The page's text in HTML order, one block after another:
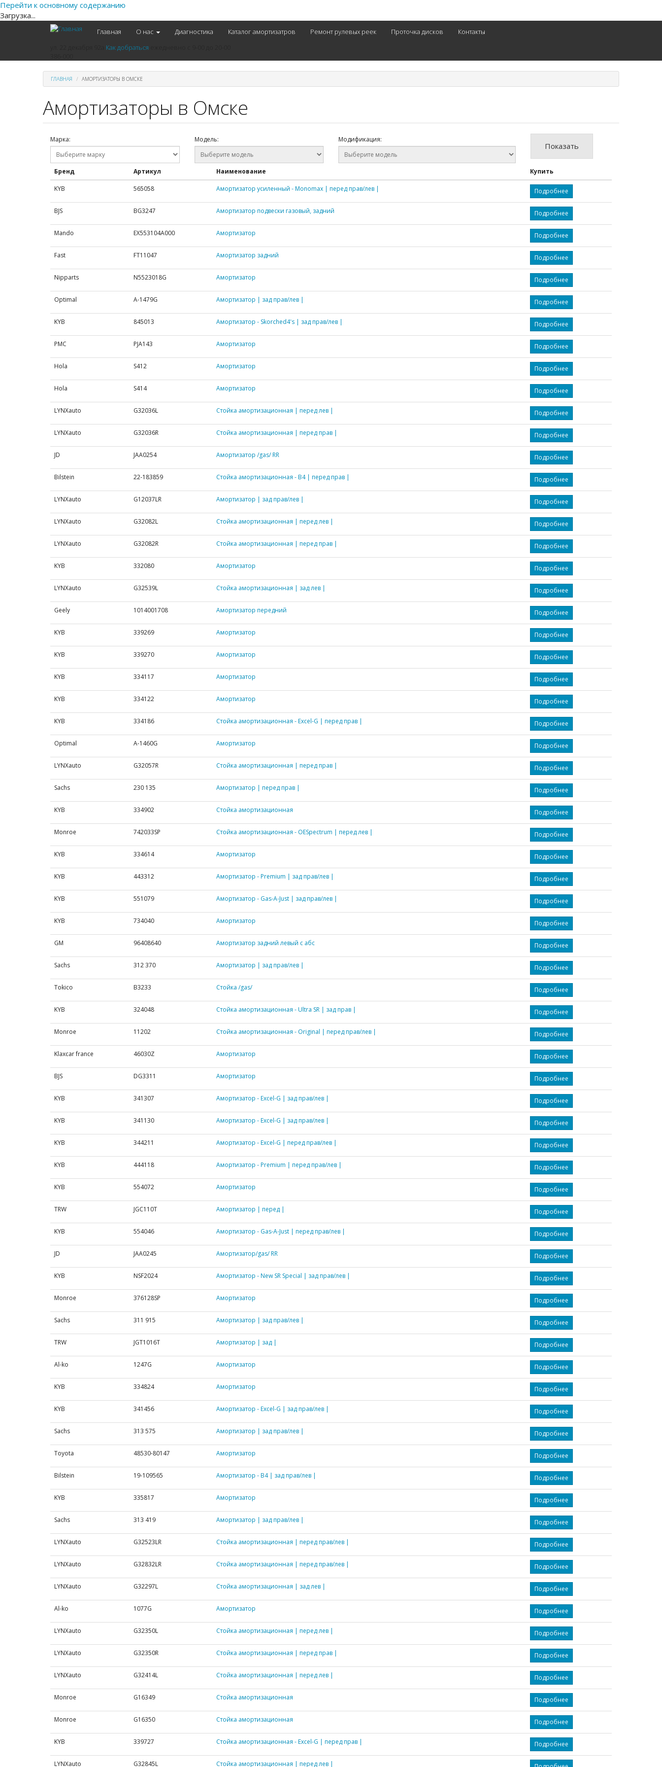
Перейти к основному содержанию
Загрузка...
Главная О нас Диагностика Каталог амортизатров Ремонт рулевых реек Проточка дисков
Контакты
Как добраться
ГЛАВНАЯ АМОРТИЗАТОРЫ В ОМСКЕ
Амортизаторы в Омске
Марка: Модель: Модификация:
Показать
Бренд Артикул Наименование Купить
KYB 565058 Амортизатор усиленный - Monomax | перед прав/лев | Подробнее
BJS BG3247 Амортизатор подвески газовый, задний Подробнее
Mando EX553104A000 Амортизатор Подробнее
Fast FT11047 Амортизатор задний Подробнее
Nipparts N5523018G Амортизатор Подробнее
Optimal A-1479G Амортизатор | зад прав/лев | Подробнее
KYB 845013 Амортизатор - Skorched4's | зад прав/лев | Подробнее
PMC PJA143 Амортизатор Подробнее
Hola S412 Амортизатор Подробнее
Hola S414 Амортизатор Подробнее
LYNXauto G32036L Стойка амортизационная | перед лев | Подробнее
LYNXauto G32036R Стойка амортизационная | перед прав | Подробнее
JD JAA0254 Амортизатор /gas/ RR Подробнее
Bilstein 22-183859 Стойка амортизационная - B4 | перед прав | Подробнее
LYNXauto G12037LR Амортизатор | зад прав/лев | Подробнее
LYNXauto G32082L Стойка амортизационная | перед лев | Подробнее
LYNXauto G32082R Стойка амортизационная | перед прав | Подробнее
KYB 332080 Амортизатор Подробнее
LYNXauto G32539L Стойка амортизационная | зад лев | Подробнее
Geely 1014001708 Амортизатор передний Подробнее
KYB 339269 Амортизатор Подробнее
KYB 339270 Амортизатор Подробнее
KYB 334117 Амортизатор Подробнее
KYB 334122 Амортизатор Подробнее
KYB 334186 Стойка амортизационная - Excel-G | перед прав | Подробнее
Optimal A-1460G Амортизатор Подробнее
LYNXauto G32057R Стойка амортизационная | перед прав | Подробнее
Sachs 230 135 Амортизатор | перед прав | Подробнее
KYB 334902 Стойка амортизационная Подробнее
Monroe 742033SP Стойка амортизационная - OESpectrum | перед лев | Подробнее
KYB 334614 Амортизатор Подробнее
KYB 443312 Амортизатор - Premium | зад прав/лев | Подробнее
KYB 551079 Амортизатор - Gas-A-Just | зад прав/лев | Подробнее
KYB 734040 Амортизатор Подробнее
GM 96408640 Амортизатор задний левый с абс Подробнее
Sachs 312 370 Амортизатор | зад прав/лев | Подробнее
Tokico B3233 Стойка /gas/ Подробнее
KYB 324048 Стойка амортизационная - Ultra SR | зад прав | Подробнее
Monroe 11202 Стойка амортизационная - Original | перед прав/лев | Подробнее
Klaxcar france 46030Z Амортизатор Подробнее
BJS DG3311 Амортизатор Подробнее
KYB 341307 Амортизатор - Excel-G | зад прав/лев | Подробнее
KYB 341130 Амортизатор - Excel-G | зад прав/лев | Подробнее
KYB 344211 Амортизатор - Excel-G | перед прав/лев | Подробнее
KYB 444118 Амортизатор - Premium | перед прав/лев | Подробнее
KYB 554072 Амортизатор Подробнее
TRW JGC110T Амортизатор | перед | Подробнее
KYB 554046 Амортизатор - Gas-A-Just | перед прав/лев | Подробнее
JD JAA0245 Амортизатор/gas/ RR Подробнее
KYB NSF2024 Амортизатор - New SR Special | зад прав/лев | Подробнее
Monroe 376128SP Амортизатор Подробнее
Sachs 311 915 Амортизатор | зад прав/лев | Подробнее
TRW JGT1016T Амортизатор | зад | Подробнее
Al-ko 1247G Амортизатор Подробнее
KYB 334824 Амортизатор Подробнее
KYB 341456 Амортизатор - Excel-G | зад прав/лев | Подробнее
Sachs 313 575 Амортизатор | зад прав/лев | Подробнее
Toyota 48530-80147 Амортизатор Подробнее
Bilstein 19-109565 Амортизатор - B4 | зад прав/лев | Подробнее
KYB 335817 Амортизатор Подробнее
Sachs 313 419 Амортизатор | зад прав/лев | Подробнее
LYNXauto G32523LR Стойка амортизационная | перед прав/лев | Подробнее
LYNXauto G32832LR Стойка амортизационная | перед прав/лев | Подробнее
LYNXauto G32297L Стойка амортизационная | зад лев | Подробнее
Al-ko 1077G Амортизатор Подробнее
LYNXauto G32350L Стойка амортизационная | перед лев | Подробнее
LYNXauto G32350R Стойка амортизационная | перед прав | Подробнее
LYNXauto G32414L Стойка амортизационная | перед лев | Подробнее
Monroe G16349 Стойка амортизационная Подробнее
Monroe G16350 Стойка амортизационная Подробнее
KYB 339727 Стойка амортизационная - Excel-G | перед прав | Подробнее
LYNXauto G32845L Стойка амортизационная | перед лев |